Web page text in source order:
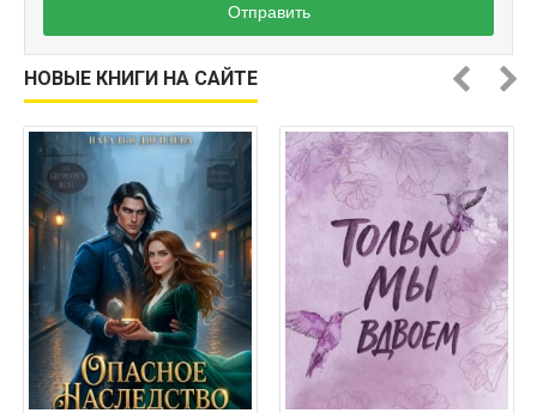
Отправить
НОВЫЕ КНИГИ НА САЙТЕ